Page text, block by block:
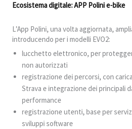
Ecosistema digitale: APP Polini e-bike
L’App Polini, una volta aggiornata,
introducendo per i modelli EVO2:
lucchetto elettronico, per
non autorizzati
registrazione dei percorsi, con
Strava e integrazione dei principali
performance
registrazione utenti, base per
sviluppi software